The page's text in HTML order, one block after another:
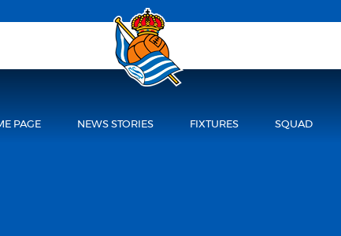
PAGE NEWS STORIES FIXTURES SQUAD